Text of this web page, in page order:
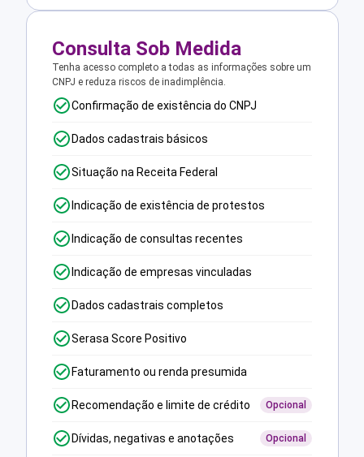
Consulta Sob Medida
Tenha acesso completo a todas as informações sobre um
CNPJ e reduza riscos de inadimplência.
Confirmação de existência do CNPJ
Dados cadastrais básicos
Situação na Receita Federal
Indicação de existência de protestos
Indicação de consultas recentes
Indicação de empresas vinculadas
Dados cadastrais completos
Serasa Score Positivo
Faturamento ou renda presumida
Recomendação e limite de crédito Opcional
Dívidas, negativas e anotações Opcional